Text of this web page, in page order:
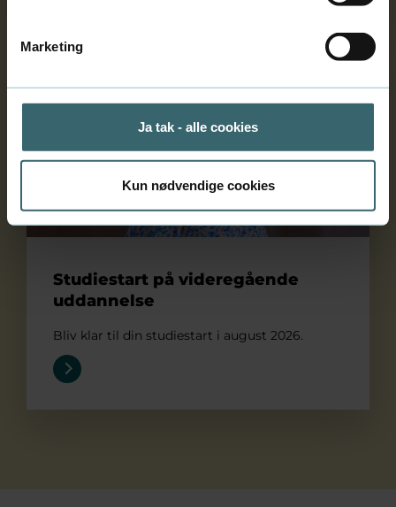
Marketing
Ja tak - alle cookies
Kun nødvendige cookies
Studiestart på videregående
uddannelse
Bliv klar til din studiestart i august 2026.
Studiestart på videregående uddannelse